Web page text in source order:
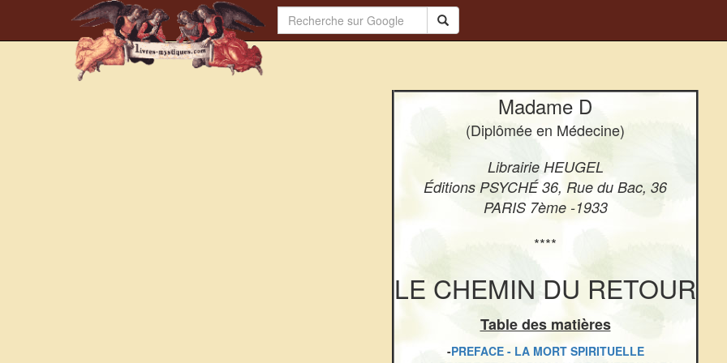
Madame D
(Diplômée en Médecine)
Librairie HEUGEL
Éditions PSYCHÉ 36, Rue du Bac, 36
PARIS 7ème -1933
****
LE CHEMIN DU RETOUR
Table des matières
-PREFACE - LA MORT SPIRITUELLE